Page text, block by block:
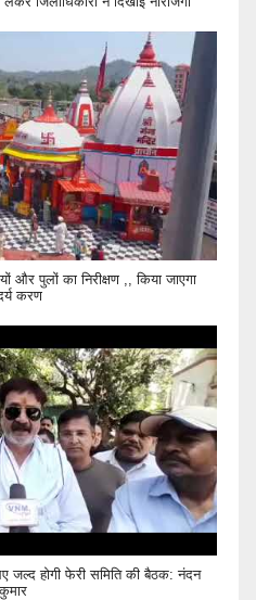
और पुलों का निरीक्षण ,, किया जाएगा
करण
जल्द होगी फेरी समिति की बैठक: नंदन
कुमार